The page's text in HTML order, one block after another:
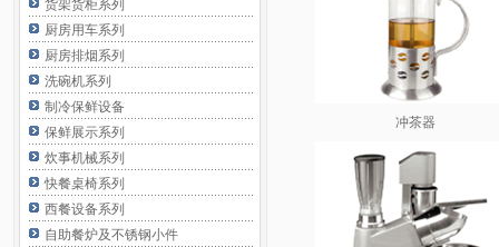
货架货柜系列
厨房用车系列
厨房排烟系列
洗碗机系列
制冷保鲜设备
保鲜展示系列
炊事机械系列
快餐桌椅系列
西餐设备系列
自助餐炉及不锈钢小件
冲茶器